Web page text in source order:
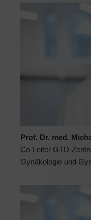
Prof. Dr. med.
Co-Leiter GTD-
Gynäkologie und